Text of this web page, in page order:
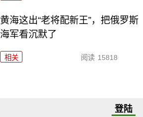
黄海这出“老将配新王”，把俄罗斯
海军看沉默了
相关 阅读 15818
登陆